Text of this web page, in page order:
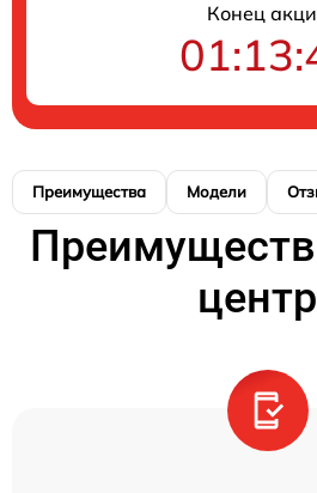
Конец
Преимущества Модели